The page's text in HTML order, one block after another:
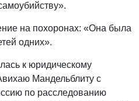
на похоронах: «Она была
одних».
к юридическому
Мандельблиту с
по расследованию